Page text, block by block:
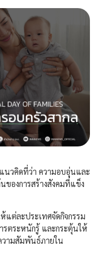
นวคิดที่ว่า ความอบอุ่นและ
ของการสร้างสังคมที่แข็ง
แต่ละประเทศจัดกิจกรรม
ตระหนักรู้ และกระตุ้นให้
ามสัมพันธ์ภายใน